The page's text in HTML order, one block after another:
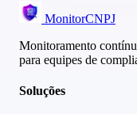
MonitorCNPJ
Monitoramento
para equipes de
Soluções